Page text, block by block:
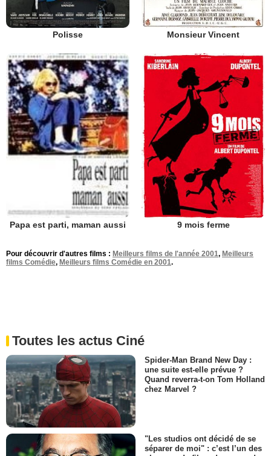
Polisse Monsieur Vincent
Papa est parti, maman aussi 9 mois ferme
Pour découvrir d'autres films : Meilleurs films de l'année 2001, Meilleurs
films Comédie, Meilleurs films Comédie en 2001.
Toutes les actus Ciné
Spider-Man Brand New Day :
une suite est-elle prévue ?
Quand reverra-t-on Tom Holland
chez Marvel ?
"Les studios ont décidé de se
séparer de moi" : c’est l’un des